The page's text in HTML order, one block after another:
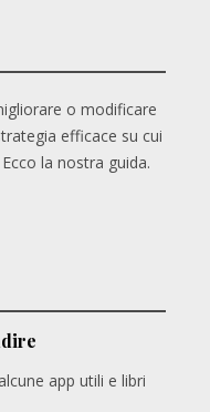
o modificare
efficace su cui
la nostra guida.
app utili e libri